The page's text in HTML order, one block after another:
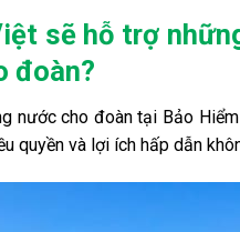
sẽ hỗ trợ
đoàn?
nước cho đoàn tại Bảo
quyền và lợi ích hấp dẫn